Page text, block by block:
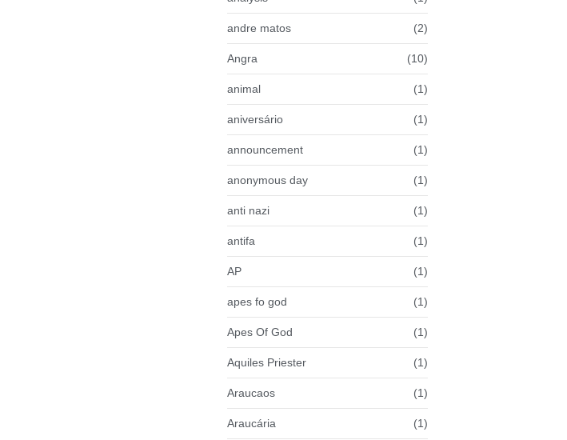
andre matos (2)
Angra (10)
animal (1)
aniversário (1)
announcement (1)
anonymous day (1)
anti nazi (1)
antifa (1)
AP (1)
apes fo god (1)
Apes Of God (1)
Aquiles Priester (1)
Araucaos (1)
Araucária (1)